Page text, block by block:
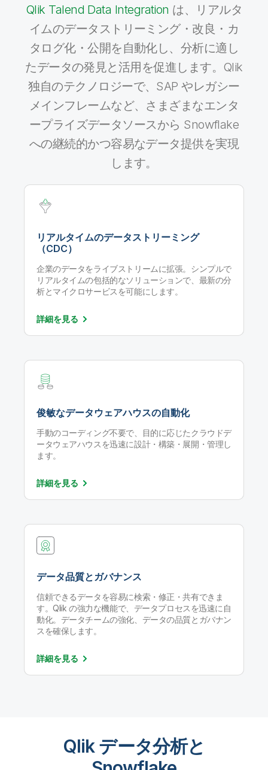
Qlik Talend Data Integration は、リアルタ
イムのデータストリーミング・改良・カ
タログ化・公開を自動化し、分析に適し
たデータの発見と活用を促進します。Qlik
独自のテクノロジーで、SAP やレガシー
メインフレームなど、さまざまなエンタ
ープライズデータソースから Snowflake
への継続的かつ容易なデータ提供を実現
します。
リアルタイムのデータストリーミング
（CDC）
企業のデータをライブストリームに拡張。シンプルで
リアルタイムの包括的なソリューションで、最新の分
析とマイクロサービスを可能にします。
詳細を見る
俊敏なデータウェアハウスの自動化
手動のコーディング不要で、目的に応じたクラウドデ
ータウェアハウスを迅速に設計・構築・展開・管理し
ます。
詳細を見る
データ品質とガバナンス
信頼できるデータを容易に検索・修正・共有できま
す。Qlik の強力な機能で、データプロセスを迅速に自
動化。データチームの強化、データの品質とガバナン
スを確保します。
詳細を見る
Qlik データ分析と